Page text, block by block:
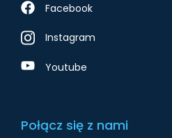
Facebook
Instagram
Youtube
Połącz się z nami